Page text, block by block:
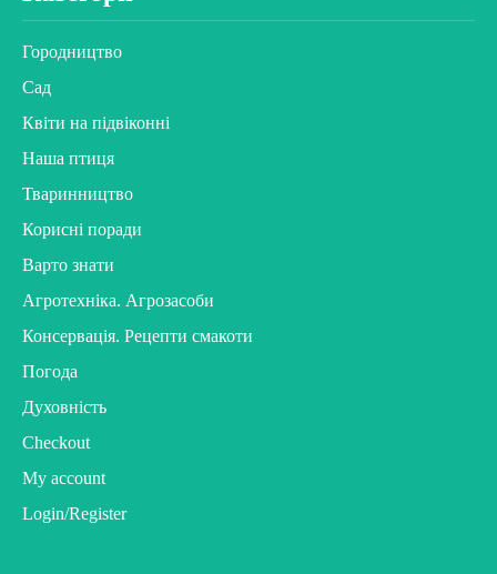
Городництво
Сад
Квіти на підвіконні
Наша птиця
Тваринництво
Корисні поради
Варто знати
Агротехніка. Агрозасоби
Консервація. Рецепти смакоти
Погода
Духовність
Checkout
My account
Login/Register